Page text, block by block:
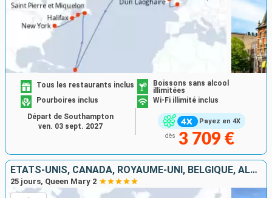
Payez en 4X
Tous les restaurants inclus
Boissons sans alcool
illimitées
Pourboires inclus
Wi-Fi illimité inclus
dès 3 709 €
Départ de Southampton
ven. 03 sept. 2027
ÉTATS-UNIS, CANADA, ROYAUME-UNI, BELGIQUE, ALLEMAGNE
25 jours, Queen Mary 2